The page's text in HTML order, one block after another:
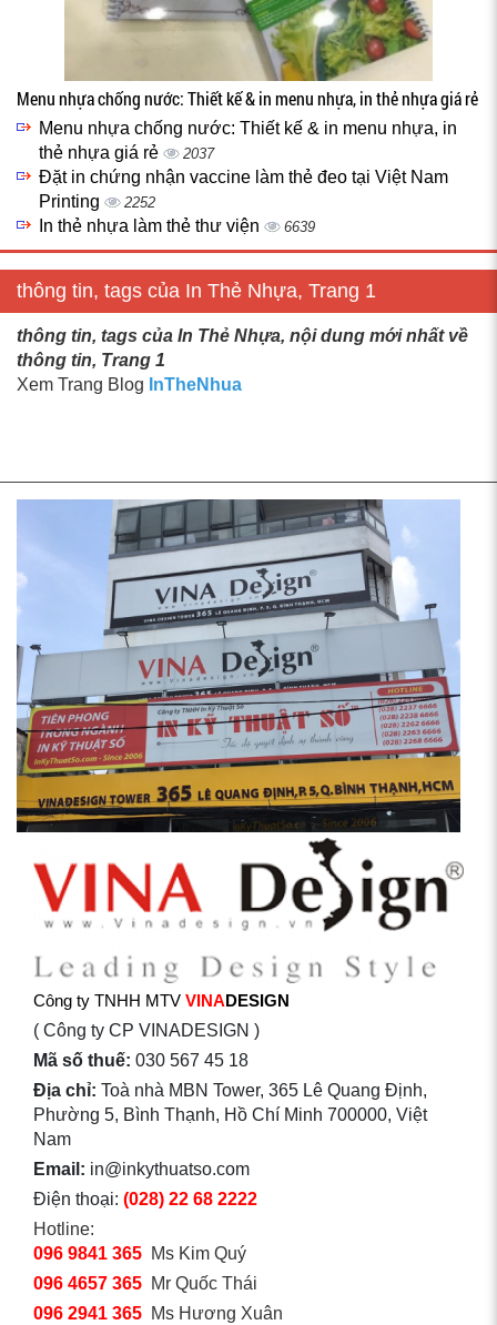
Menu nhựa chống nước: Thiết kế & in menu nhựa, in thẻ nhựa giá rẻ
Menu nhựa chống nước: Thiết kế & in menu nhựa, in
thẻ nhựa giá rẻ
2037
Đặt in chứng nhận vaccine làm thẻ đeo tại Việt Nam
Printing
2252
In thẻ nhựa làm thẻ thư viện 6639
thông tin, tags của In Thẻ Nhựa, Trang 1
thông tin, tags của In Thẻ Nhựa, nội dung mới nhất về
thông tin, Trang 1
Xem Trang Blog InTheNhua
Công ty TNHH MTV VINADESIGN
( Công ty CP VINADESIGN )
Mã số thuế: 030 567 45 18
Địa chỉ: Toà nhà MBN Tower, 365 Lê Quang Định,
Phường 5, Bình Thạnh, Hồ Chí Minh 700000, Việt
Nam
Email: in@inkythuatso.com
Điện thoại: (028) 22 68 2222
Hotline:
096 9841 365 Ms Kim Quý
096 4657 365 Mr Quốc Thái
096 2941 365 Ms Hương Xuân